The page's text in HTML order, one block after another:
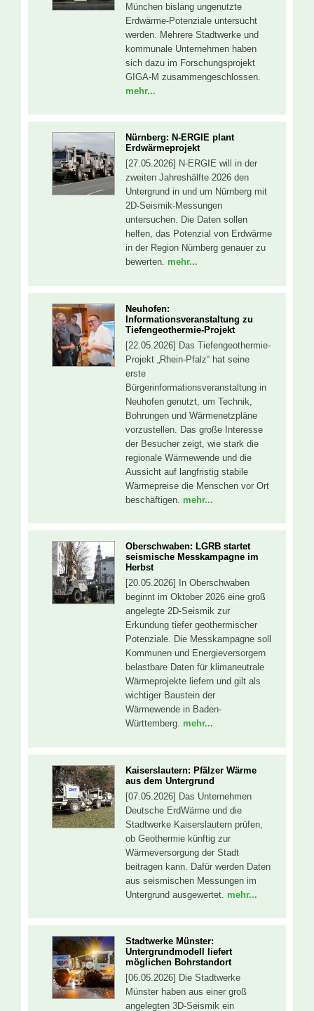
München bislang ungenutzte
Erdwärme-Potenziale untersucht
werden. Mehrere Stadtwerke und
kommunale Unternehmen haben
sich dazu im Forschungsprojekt
GIGA-M zusammengeschlossen.
mehr...
Nürnberg: N-ERGIE plant
Erdwärmeprojekt
[27.05.2026] N-ERGIE will in der
zweiten Jahreshälfte 2026 den
Untergrund in und um Nürnberg mit
2D-Seismik-Messungen
untersuchen. Die Daten sollen
helfen, das Potenzial von Erdwärme
in der Region Nürnberg genauer zu
bewerten. mehr...
Neuhofen:
Informationsveranstaltung zu
Tiefengeothermie-Projekt
[22.05.2026] Das Tiefengeothermie-
Projekt „Rhein-Pfalz“ hat seine
erste
Bürgerinformationsveranstaltung in
Neuhofen genutzt, um Technik,
Bohrungen und Wärmenetzpläne
vorzustellen. Das große Interesse
der Besucher zeigt, wie stark die
regionale Wärmewende und die
Aussicht auf langfristig stabile
Wärmepreise die Menschen vor Ort
beschäftigen. mehr...
Oberschwaben: LGRB startet
seismische Messkampagne im
Herbst
[20.05.2026] In Oberschwaben
beginnt im Oktober 2026 eine groß
angelegte 2D-Seismik zur
Erkundung tiefer geothermischer
Potenziale. Die Messkampagne soll
Kommunen und Energieversorgern
belastbare Daten für klimaneutrale
Wärmeprojekte liefern und gilt als
wichtiger Baustein der
Wärmewende in Baden-
Württemberg. mehr...
Kaiserslautern: Pfälzer Wärme
aus dem Untergrund
[07.05.2026] Das Unternehmen
Deutsche ErdWärme und die
Stadtwerke Kaiserslautern prüfen,
ob Geothermie künftig zur
Wärmeversorgung der Stadt
beitragen kann. Dafür werden Daten
aus seismischen Messungen im
Untergrund ausgewertet. mehr...
Stadtwerke Münster:
Untergrundmodell liefert
möglichen Bohrstandort
[06.05.2026] Die Stadtwerke
Münster haben aus einer groß
angelegten 3D-Seismik ein